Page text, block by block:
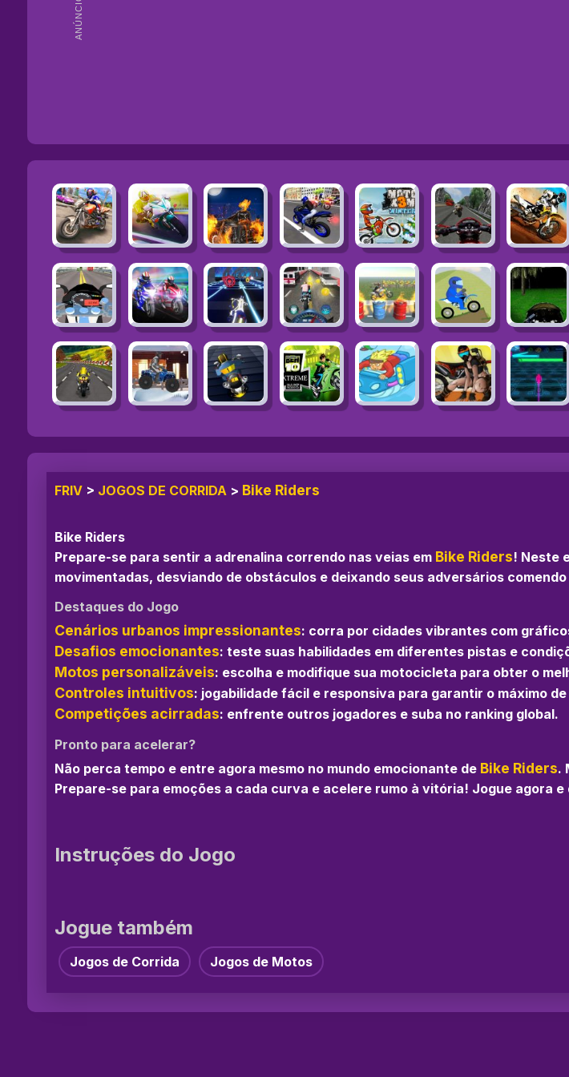
ANÚNCIOS
FRIV > JOGOS DE CORRIDA > Bike Riders
Bike Riders
Prepare-se para sentir a adrenalina correndo nas veias em Bike Riders! Neste
movimentadas, desviando de obstáculos e deixando seus adversários
Destaques do Jogo
Cenários urbanos impressionantes: corra por cidades vibrantes com
Desafios emocionantes: teste suas habilidades em diferentes pistas e
Motos personalizáveis: escolha e modifique sua motocicleta para obter o
Controles intuitivos: jogabilidade fácil e responsiva para garantir o máximo
Competições acirradas: enfrente outros jogadores e suba no ranking global.
Pronto para acelerar?
Não perca tempo e entre agora mesmo no mundo emocionante de Bike Riders.
Prepare-se para emoções a cada curva e acelere rumo à vitória! Jogue agora
Instruções do Jogo
Jogue também
Jogos de Corrida Jogos de Motos